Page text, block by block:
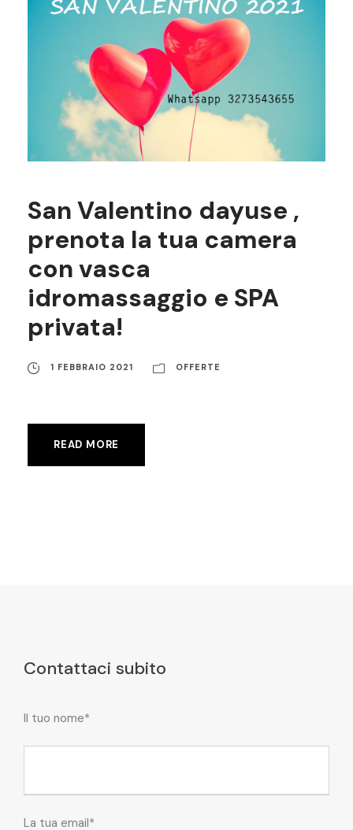
San Valentino dayuse ,
prenota la tua camera
con vasca
idromassaggio e SPA
privata!
1 FEBBRAIO 2021 OFFERTE
READ MORE
Contattaci subito
Il tuo nome*
La tua email*